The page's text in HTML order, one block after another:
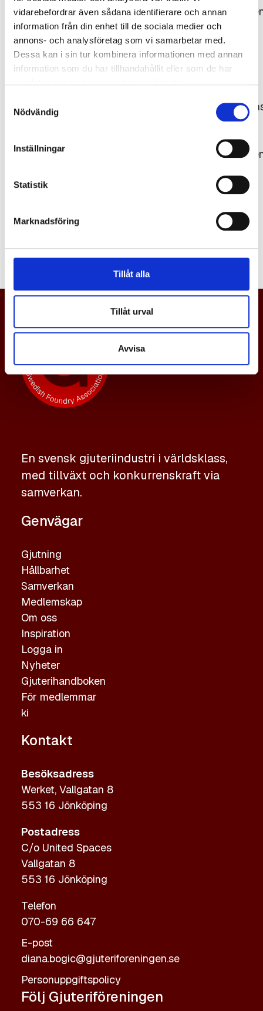
vidarebefordrar även sådana identifierare och annan
information från din enhet till de sociala medier och
annons- och analysföretag som vi samarbetar med.
Dessa kan i sin tur kombinera informationen med annan
information som du har tillhandahållit eller som de har
Nödvändig
Inställningar
Statistik
Marknadsföring
Tillåt alla
Tillåt urval
Avvisa
respektive
fotograf.
Källan ska
uppges,
fotografens/
företagets
En svensk gjuteriindustri i världsklass,
med tillväxt och konkurrenskraft via
samverkan.
Genvägar
Gjutning
Hållbarhet
Samverkan
Medlemskap
Om oss
Inspiration
Logga in
Nyheter
Gjuterihandboken
För medlemmar
ki
Kontakt
Besöksadress
Werket, Vallgatan 8
553 16 Jönköping
Postadress
C/o United Spaces
Vallgatan 8
553 16 Jönköping
Telefon
070-69 66 647
E-post
diana.bogic@gjuteriforeningen.se
Personuppgiftspolicy
Följ Gjuteriföreningen